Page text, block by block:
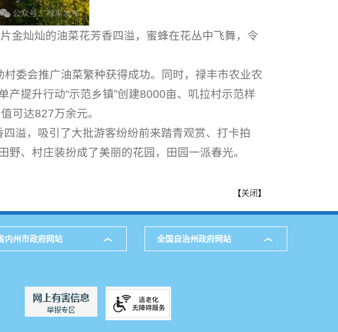
金灿灿的油菜花芳香四溢，蜜蜂在花丛中飞舞，令
委会推广油菜繁种获得成功。同时，禄丰市农业农
提升行动“示范乡镇”创建8000亩、叽拉村示范样
可达827万余元。
溢，吸引了大批游客纷纷前来踏青观赏、打卡拍
、村庄装扮成了美丽的花园，田园一派春光。
【关闭】
内州市政府网站 全国自治州政府网站